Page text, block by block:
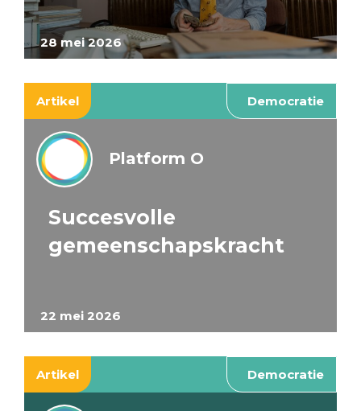
28 mei 2026
Artikel Democratie
22 mei 2026
Platform O
Succesvolle
gemeenschapskracht
Artikel Democratie